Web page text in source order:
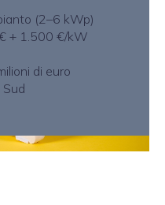
(2–6 kWp)
+ 1.500 €/kW
di euro